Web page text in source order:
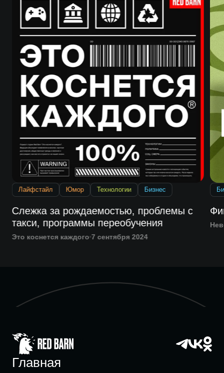
Лайфстайл Юмор Технологии Бизнес
Слежка за рождаемостью, проблемы с
такси, программы переобучения
Это коснется каждого 7 сентября 2024
Главная